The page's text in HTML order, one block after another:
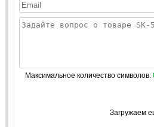
Максимальное количество символов:
Загружаем